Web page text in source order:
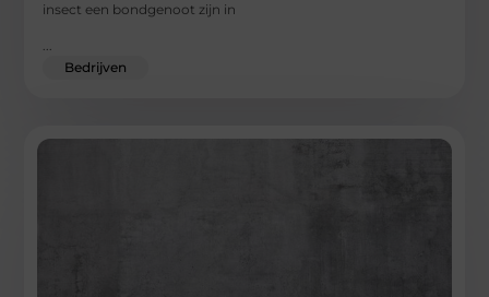
insect een bondgenoot zijn in
Bedrijven